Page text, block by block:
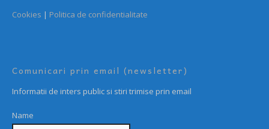
Cookies | Politica de confidentialitate
Comunicari prin email (newsletter)
Informatii de inters public si stiri trimise prin email
Name